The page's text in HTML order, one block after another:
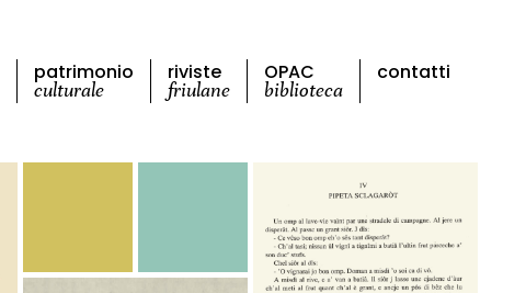
patrimonio
culturale
riviste
friulane
OPAC
biblioteca
contatti